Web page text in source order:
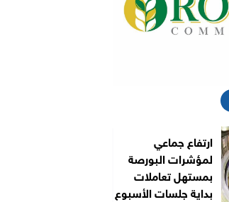
ارتفاع جماعي
لمؤشرات البورصة
بمستهل تعاملات
بداية جلسات الأسبوع